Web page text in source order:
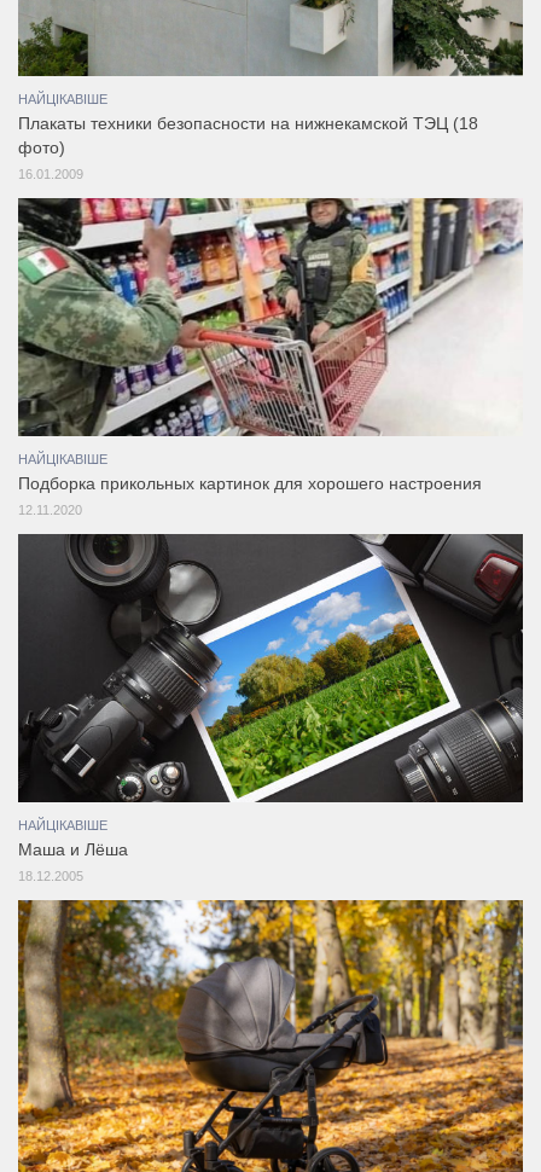
НАЙЦІКАВІШЕ
Плакаты техники безопасности на нижнекамской ТЭЦ (18
фото)
16.01.2009
НАЙЦІКАВІШЕ
Подборка прикольных картинок для хорошего настроения
12.11.2020
НАЙЦІКАВІШЕ
Маша и Лёша
18.12.2005